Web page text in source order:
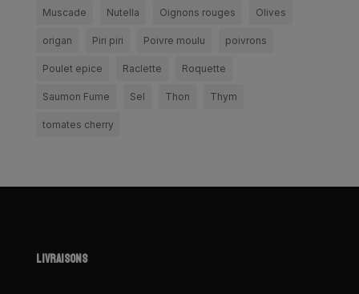
Muscade Nutella Oignons rouges Olives
origan Piri piri Poivre moulu poivrons
Poulet epice Raclette Roquette
Saumon Fume Sel Thon Thym
tomates cherry
LIVRAISONS